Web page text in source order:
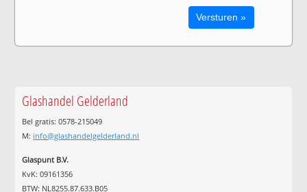
Glashandel Gelderland
Bel gratis: 0578-215049
M: info@glashandelgelderland.nl
Glaspunt B.V.
KvK: 09161356
BTW: NL8255.87.633.B05